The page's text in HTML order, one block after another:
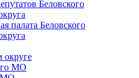
Беловского
палата Беловского
МО